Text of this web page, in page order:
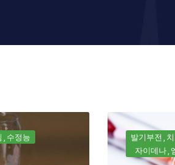
수정능 발기부전
자이데나